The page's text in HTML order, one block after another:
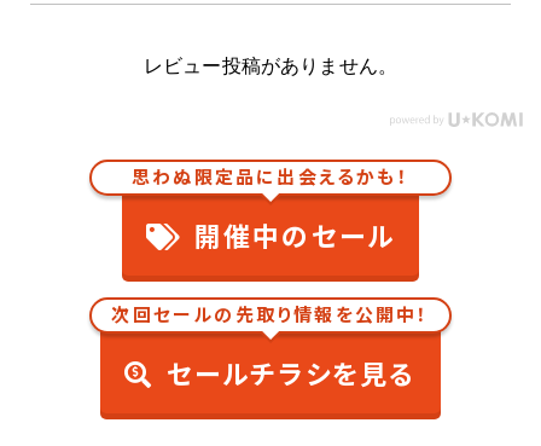
レビュー投稿がありません。
思わぬ限定品に出会えるかも！
開催中のセール
次回セールの先取り情報を公開中！
セールチラシを見る